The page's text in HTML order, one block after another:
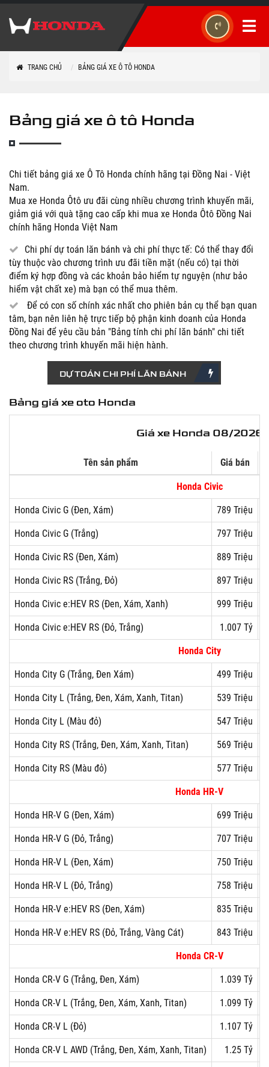
TRANG CHỦ BẢNG GIÁ XE Ô TÔ HONDA
Bảng giá xe ô tô Honda
Chi tiết bảng giá xe Ô Tô Honda chính hãng tại Đồng Nai - Việt
Nam.
Mua xe Honda Ôtô ưu đãi cùng nhiều chương trình khuyến mãi,
giảm giá với quà tặng cao cấp khi mua xe Honda Ôtô Đồng Nai
chính hãng Honda Việt Nam
Chi phí dự toán lăn bánh và chi phí thực tế: Có thể thay đổi
tùy thuộc vào chương trình ưu đãi tiền mặt (nếu có) tại thời
điểm ký hợp đồng và các khoản bảo hiểm tự nguyện (như bảo
hiểm vật chất xe) mà bạn có thể mua thêm.
Để có con số chính xác nhất cho phiên bản cụ thể bạn quan
tâm, bạn nên liên hệ trực tiếp bộ phận kinh doanh của Honda
Đồng Nai để yêu cầu bản "Bảng tính chi phí lăn bánh" chi tiết
theo chương trình khuyến mãi hiện hành.
DỰ TOÁN CHI PHÍ LĂN BÁNH
Bảng giá xe oto Honda
Giá xe Honda 08/2026
Tên sản phẩm Giá bán
Honda Civic
Honda Civic G (Đen, Xám) 789 Triệu
Honda Civic G (Trắng) 797 Triệu
Honda Civic RS (Đen, Xám) 889 Triệu
Honda Civic RS (Trắng, Đỏ) 897 Triệu
Honda Civic e:HEV RS (Đen, Xám, Xanh) 999 Triệu
Honda Civic e:HEV RS (Đỏ, Trắng) 1.007 Tỷ
Honda City
Honda City G (Trắng, Đen Xám) 499 Triệu
Honda City L (Trắng, Đen, Xám, Xanh, Titan) 539 Triệu
Honda City L (Màu đỏ) 547 Triệu
Honda City RS (Trắng, Đen, Xám, Xanh, Titan) 569 Triệu
Honda City RS (Màu đỏ) 577 Triệu
Honda HR-V
Honda HR-V G (Đen, Xám) 699 Triệu
Honda HR-V G (Đỏ, Trắng) 707 Triệu
Honda HR-V L (Đen, Xám) 750 Triệu
Honda HR-V L (Đỏ, Trắng) 758 Triệu
Honda HR-V e:HEV RS (Đen, Xám) 835 Triệu
Honda HR-V e:HEV RS (Đỏ, Trắng, Vàng Cát) 843 Triệu
Honda CR-V
Honda CR-V G (Trắng, Đen, Xám) 1.039 Tỷ
Honda CR-V L (Trắng, Đen, Xám, Xanh, Titan) 1.099 Tỷ
Honda CR-V L (Đỏ) 1.107 Tỷ
Honda CR-V L AWD (Trắng, Đen, Xám, Xanh, Titan) 1.25 Tỷ